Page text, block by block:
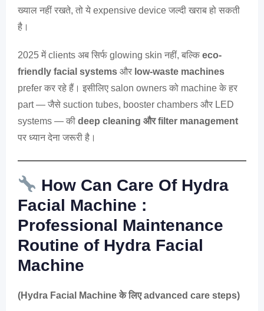
ख्याल नहीं रखते, तो ये expensive device जल्दी खराब हो सकती
है।
2025 में clients अब सिर्फ glowing skin नहीं, बल्कि eco-
friendly facial systems और low-waste machines
prefer कर रहे हैं। इसीलिए salon owners को machine के हर
part — जैसे suction tubes, booster chambers और LED
systems — की deep cleaning और filter management
पर ध्यान देना जरूरी है।
How Can Care Of Hydra
Facial Machine :
Professional Maintenance
Routine of Hydra Facial
Machine
(Hydra Facial Machine के लिए advanced care steps)